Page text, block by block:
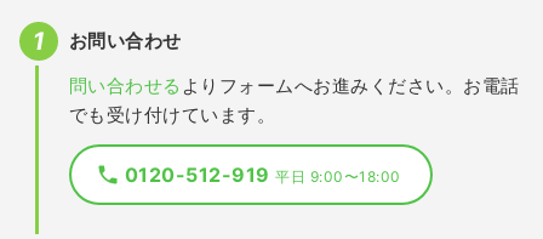
お問い合わせ
問い合わせる よりフォームへお進みください。お電話
でも受け付けています。
0120-512-919平日 9:00〜18:00